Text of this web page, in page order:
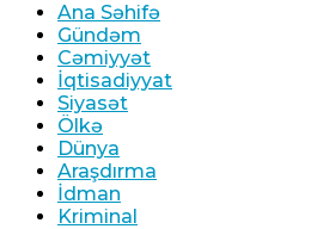
Ana Səhifə
Gündəm
Cəmiyyət
İqtisadiyyat
Siyasət
Ölkə
Dünya
Araşdırma
İdman
Kriminal